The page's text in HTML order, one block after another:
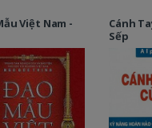
Việt Nam -
Cánh
Sếp